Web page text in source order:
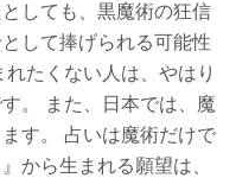
しても、黒魔術の狂信
して捧げられる可能性
たくない人は、やはり
。 また、日本では、魔
す。 占いは魔術だけで
から生まれる願望は、